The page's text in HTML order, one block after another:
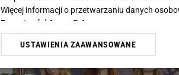
Więcej informacji o przetwarzaniu danych
Prywatności Agora S.A.
Klikając „Akceptuję” wyrażasz też zgodę na
USTAWIENIA ZAAWANSOWANE